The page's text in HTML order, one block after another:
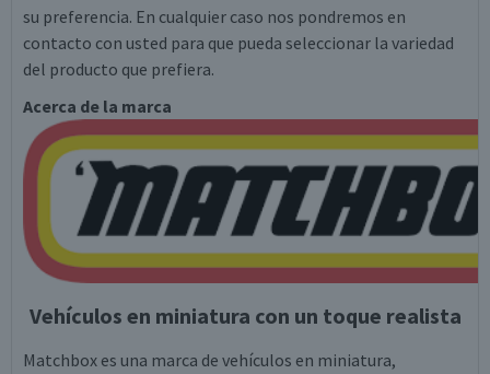
su preferencia. En cualquier caso nos pondremos en
contacto con usted para que pueda seleccionar la variedad
del producto que prefiera.
Acerca de la marca
Vehículos en miniatura con un toque realista
Matchbox es una marca de vehículos en miniatura,